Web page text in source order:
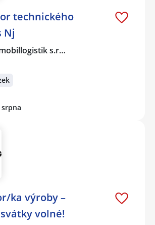
technického
Nj
s.r…
ka výroby –
volné!